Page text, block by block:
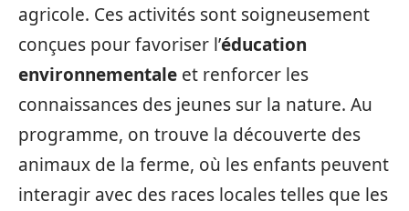
agricole. Ces activités sont soigneusement
conçues pour favoriser l’éducation
environnementale et renforcer les
connaissances des jeunes sur la nature. Au
programme, on trouve la découverte des
animaux de la ferme, où les enfants peuvent
interagir avec des races locales telles que les